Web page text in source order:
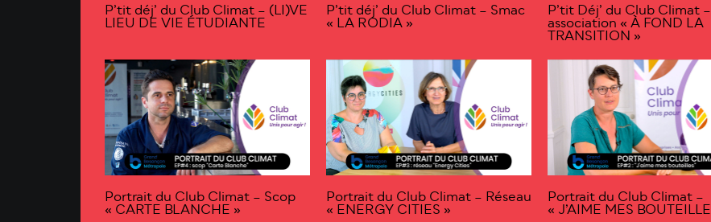
P’tit déj’ du Club Climat – (LI)VE
LIEU DE VIE ÉTUDIANTE
P’tit déj’ du Club Climat – Smac
« LA RODIA »
P’tit Déj’ du Club Climat –
association « À FOND LA
TRANSITION »
Portrait du Club Climat – Scop
« CARTE BLANCHE »
Portrait du Club Climat – Réseau
« ENERGY CITIES »
Portrait du Club Climat –
« J’AIME MES